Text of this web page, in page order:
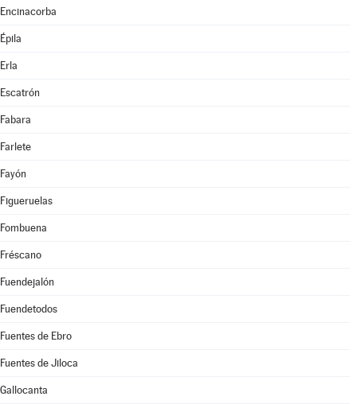
Encinacorba
Épila
Erla
Escatrón
Fabara
Farlete
Fayón
Figueruelas
Fombuena
Fréscano
Fuendejalón
Fuendetodos
Fuentes de Ebro
Fuentes de Jiloca
Gallocanta